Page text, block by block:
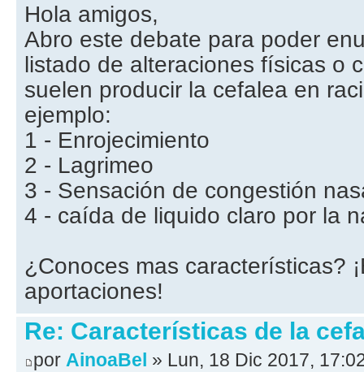
Hola amigos,
Abro este debate para poder
listado de alteraciones físicas o
suelen producir la cefalea en
ejemplo:
1 - Enrojecimiento
2 - Lagrimeo
3 - Sensación de congestión
4 - caída de liquido claro por la
¿Conoces mas características?
aportaciones!
Re: Características de la
por AinoaBel » Lun, 18 Dic 2017,